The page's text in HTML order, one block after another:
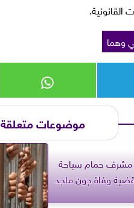
القانونية.
وهما
موضوعات متعلقة
مشرف حمام سباحة
وفاة جون ماجد